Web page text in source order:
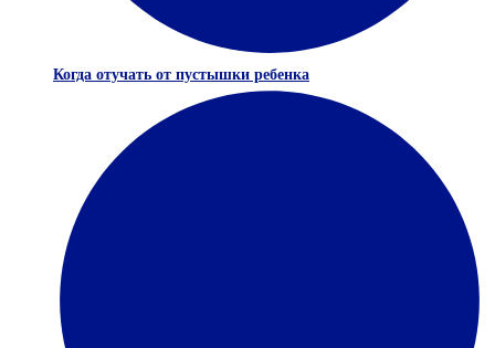
Когда отучать от пустышки ребенка